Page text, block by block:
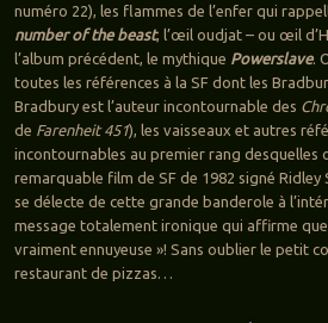
numéro 22), les flammes de l’enfer qui
number of the beast, l’œil oudjat – ou œil
l’album précédent, le mythique Powerslave.
toutes les références à la SF dont les
Bradbury est l’auteur incontournable des
de Farenheit 451), les vaisseaux et autres
incontournables au premier rang desquelles
remarquable film de SF de 1982 signé
se délecte de cette grande banderole à
message totalement ironique qui affirme
vraiment ennuyeuse »! Sans oublier le petit
restaurant de pizzas…